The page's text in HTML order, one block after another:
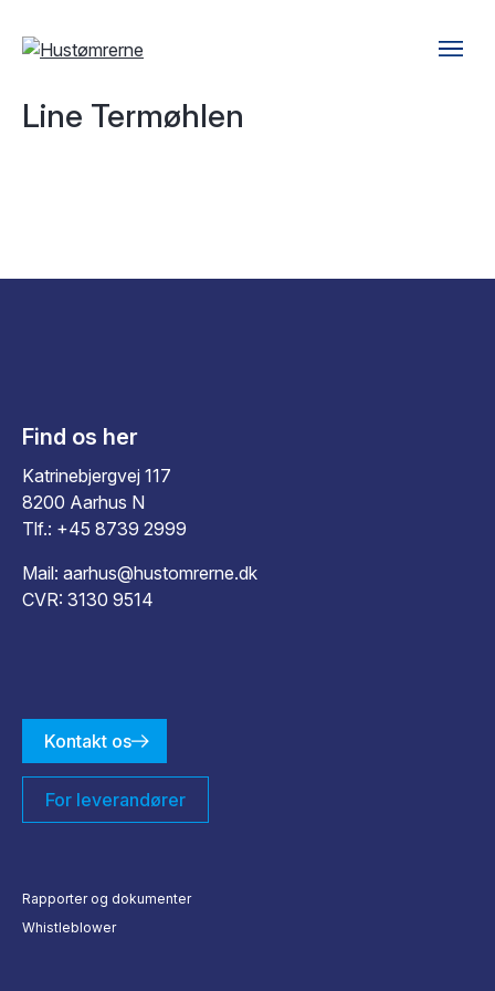
Line Termøhlen
Find os her
Katrinebjergvej 117
8200 Aarhus N
Tlf.: +45 8739 2999
Mail: aarhus@hustomrerne.dk
CVR: 3130 9514
Kontakt os
For leverandører
Rapporter og dokumenter
Whistleblower